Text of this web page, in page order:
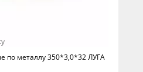
по металлу 350*3,0*32 ЛУГА